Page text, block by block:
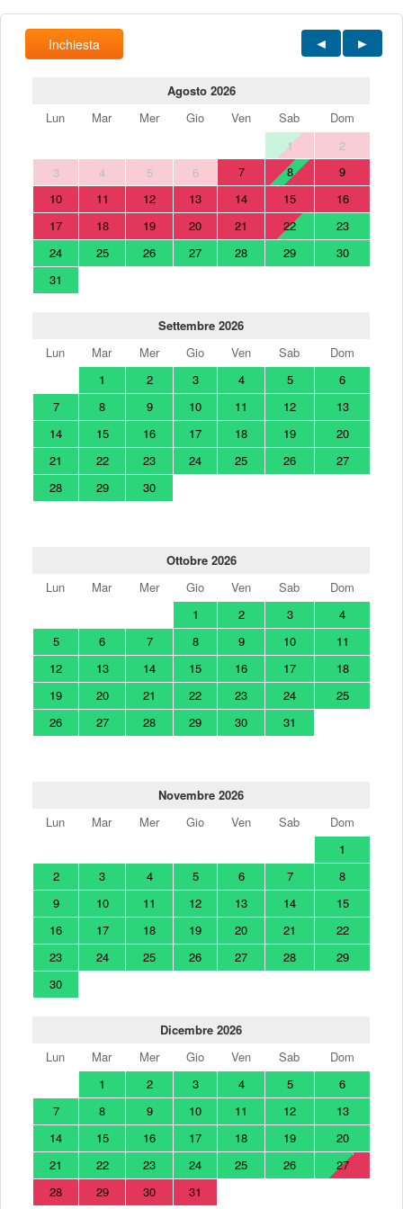
Inchiesta
Agosto 2026
Lun
Mar Mer Gio Ven Sab
Dom
1
2
3
4 5 6 7 8
9
10
11 12 13 14 15
16
17
18 19 20 21 22
23
24
25 26 27 28 29
30
31
Settembre 2026
Lun
Mar Mer Gio Ven Sab
Dom
1
2 3 4 5
6
7
8 9 10 11 12
13
14
15 16 17 18 19
20
21
22 23 24 25 26
27
28
29 30
Ottobre 2026
Lun
Mar Mer Gio Ven Sab
Dom
1
2 3
4
5
6 7 8 9 10
11
12
13 14 15 16 17
18
19
20 21 22 23 24
25
26
27 28 29 30 31
Novembre 2026
Lun
Mar Mer Gio Ven Sab
Dom
1
2
3 4 5 6 7
8
9
10 11 12 13 14
15
16
17 18 19 20 21
22
23
24 25 26 27 28
29
30
Dicembre 2026
Lun
Mar Mer Gio Ven Sab
Dom
1
2 3 4 5
6
7
8 9 10 11 12
13
14
15 16 17 18 19
20
21
22 23 24 25 26
27
28
29 30 31